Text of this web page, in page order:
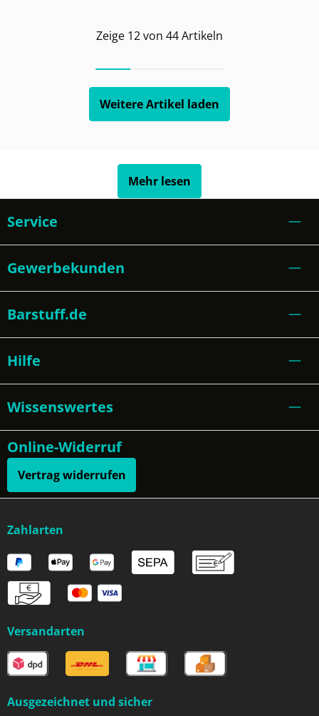
Zeige 12von 44Artikeln
Weitere Artikel laden
Mehr lesen
Service
Gewerbekunden
Barstuff.de
Hilfe
Wissenswertes
Online-Widerruf
Vertrag widerrufen
Zahlarten
Versandarten
Ausgezeichnet und sicher